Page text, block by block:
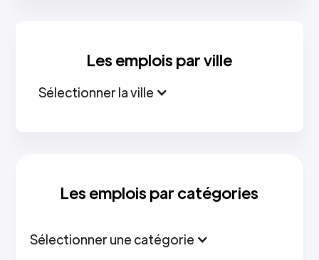
Les emplois par ville
Sélectionner la ville
Les emplois par catégories
Sélectionner une catégorie